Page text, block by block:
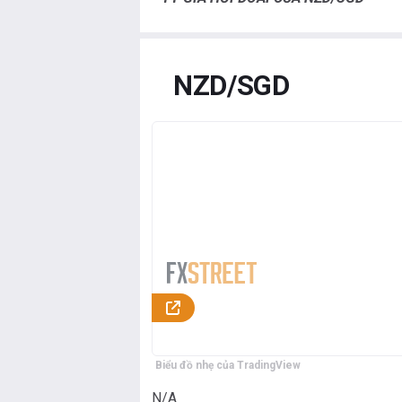
NZD/SGD
Biểu đồ nhẹ của TradingView
N/A